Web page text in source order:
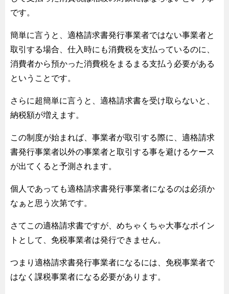
です。
簡単に言うと、適格請求書発行事業者ではない事業者と
取引する場合、仕入時にも消費税を支払っているのに、
消費者から預かった消費税をまるまる支払う必要がある
ということです。
さらに超簡単に言うと、適格請求書を受け取らないと、
納税額が増えます。
この制度が始まれば、事業者が取引する際に、適格請求
書発行事業者以外の事業者と取引する事を避けるケース
が出てくると予測されます。
個人であっても適格請求書発行事業者になるのは必須か
なぁと思う次第です。
さてこの適格請求書ですが、めちゃくちゃ大事なポイン
トとして、免税事業者は発行できません。
つまり適格請求書発行事業者になるには、免税事業者で
はなく課税事業者になる必要があります。